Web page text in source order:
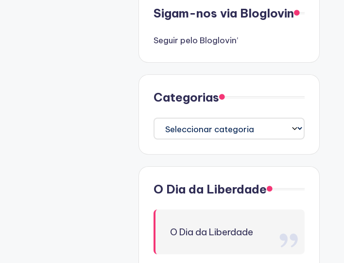
Sigam-nos via Bloglovin
Seguir pelo Bloglovin’
Categorias
Categorias
O Dia da Liberdade
O Dia da Liberdade